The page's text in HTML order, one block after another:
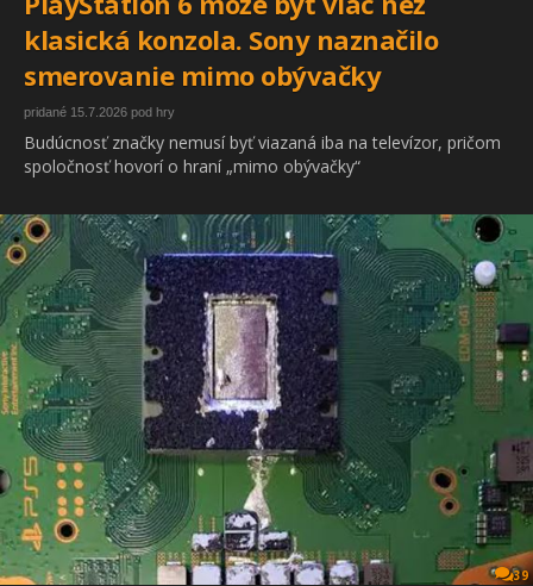
klasická konzola. Sony naznačilo
smerovanie mimo obývačky
pridané 15.7.2026 pod hry
Budúcnosť značky nemusí byť viazaná iba na televízor, pričom
spoločnosť hovorí o hraní „mimo obývačky“
39